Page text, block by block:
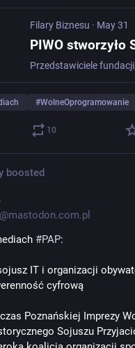
Filary Biznesu · May 31
#WolneOprogramowanie
10
boosted
#PAP:
IT i organizacji
cyfrową
Poznańskiej Imprezy
Sojuszu